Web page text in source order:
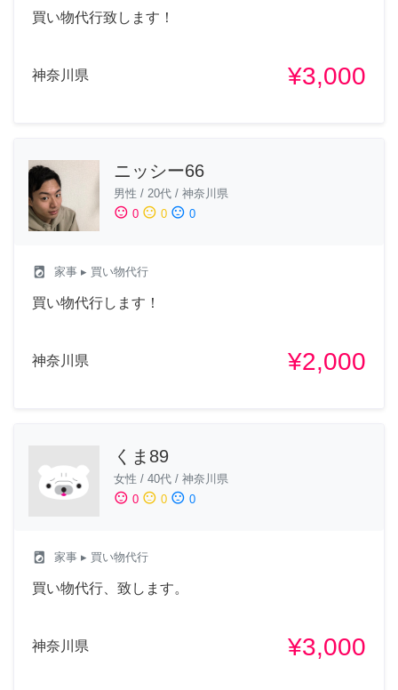
買い物代行致します！
神奈川県 ¥3,000
ニッシー66
男性 / 20代 / 神奈川県
sentiment_satisfied 0 sentiment_neutral 0 sentiment_dissatisfied 0
local_laundry_service 家事 ▸ 買い物代行
買い物代行します！
神奈川県 ¥2,000
くま89
女性 / 40代 / 神奈川県
sentiment_satisfied 0 sentiment_neutral 0 sentiment_dissatisfied 0
local_laundry_service 家事 ▸ 買い物代行
買い物代行、致します。
神奈川県 ¥3,000